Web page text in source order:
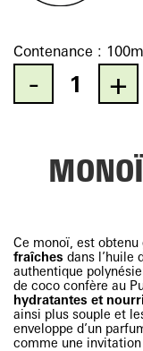
Contenance :
Quantity
Ce monoï, est
fraîches dans l’huile
authentique
de coco confère au
hydratantes et
ainsi plus souple et
enveloppe d’un
comme une